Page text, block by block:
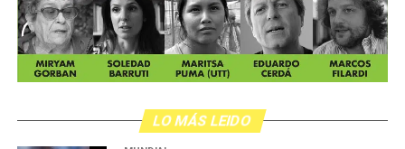
LO MÁS LEIDO